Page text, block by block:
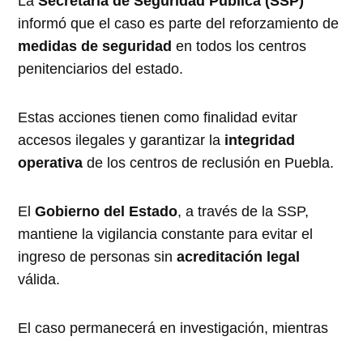
informó que el caso es parte del reforzamiento de
medidas de seguridad en todos los centros
penitenciarios del estado.
Estas acciones tienen como finalidad evitar
accesos ilegales y garantizar la integridad
operativa de los centros de reclusión en Puebla.
ElGobierno del Estado, a través de la SSP,
mantiene la vigilancia constante para evitar el
ingreso de personas sinacreditación legal
válida.
El caso permanecerá en investigación, mientras